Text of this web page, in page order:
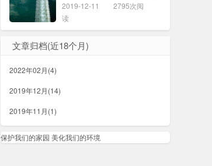
2019-12-11
2795次阅
读
文章归档(近18个月)
2022年02月(4)
2019年12月(14)
2019年11月(1)
保护我们的家园 美化我们的环境